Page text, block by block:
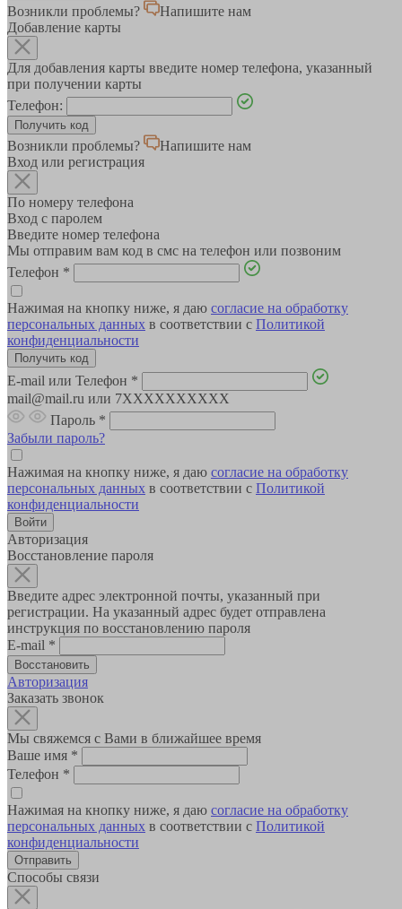
Возникли проблемы?
Напишите нам
Добавление карты
Для добавления карты введите номер телефона, указанный
при получении карты
Телефон:
Возникли проблемы?
Напишите нам
Вход или регистрация
По номеру телефона
Вход с паролем
Введите номер телефона
Мы отправим вам код в смс на телефон или позвоним
Телефон *
Нажимая на кнопку ниже, я даю согласие на обработку
персональных данных в соответствии с Политикой
конфиденциальности
E-mail или Телефон *
mail@mail.ru или 7XXXXXXXXXX
Пароль *
Забыли пароль?
Нажимая на кнопку ниже, я даю согласие на обработку
персональных данных в соответствии с Политикой
конфиденциальности
Авторизация
Восстановление пароля
Введите адрес электронной почты, указанный при
регистрации. На указанный адрес будет отправлена
инструкция по восстановлению пароля
E-mail *
Авторизация
Заказать звонок
Мы свяжемся с Вами в ближайшее время
Ваше имя *
Телефон *
Нажимая на кнопку ниже, я даю согласие на обработку
персональных данных в соответствии с Политикой
конфиденциальности
Способы связи